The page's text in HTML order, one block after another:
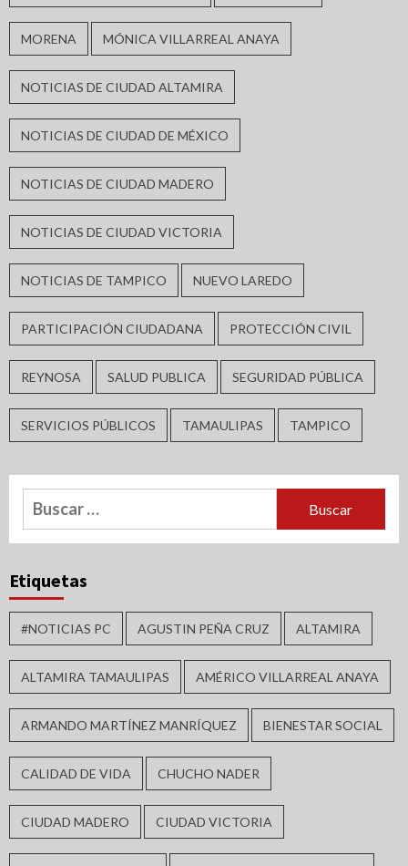
MORENA MÓNICA VILLARREAL ANAYA
NOTICIAS DE CIUDAD ALTAMIRA
NOTICIAS DE CIUDAD DE MÉXICO
NOTICIAS DE CIUDAD MADERO
NOTICIAS DE CIUDAD VICTORIA
NOTICIAS DE TAMPICO NUEVO LAREDO
PARTICIPACIÓN CIUDADANA PROTECCIÓN CIVIL
REYNOSA SALUD PUBLICA SEGURIDAD PÚBLICA
SERVICIOS PÚBLICOS TAMAULIPAS TAMPICO
Buscar:
Etiquetas
#NOTICIAS PC AGUSTIN PEÑA CRUZ ALTAMIRA
ALTAMIRA TAMAULIPAS AMÉRICO VILLARREAL ANAYA
ARMANDO MARTÍNEZ MANRÍQUEZ BIENESTAR SOCIAL
CALIDAD DE VIDA CHUCHO NADER
CIUDAD MADERO CIUDAD VICTORIA